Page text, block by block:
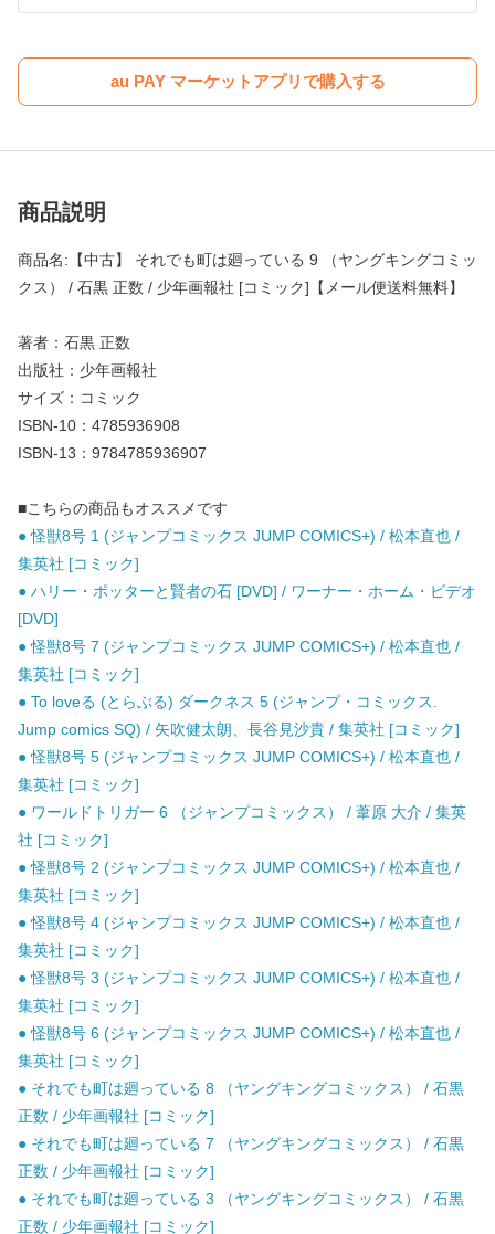
au PAY マーケットアプリで購入する
商品説明
商品名:【中古】 それでも町は廻っている 9 （ヤングキングコミッ
クス） / 石黒 正数 / 少年画報社 [コミック]【メール便送料無料】
著者：石黒 正数
出版社：少年画報社
サイズ：コミック
ISBN-10：4785936908
ISBN-13：9784785936907
■こちらの商品もオススメです
● 怪獣8号 1 (ジャンプコミックス JUMP COMICS+) / 松本直也 /
集英社 [コミック]
● ハリー・ポッターと賢者の石 [DVD] / ワーナー・ホーム・ビデオ
[DVD]
● 怪獣8号 7 (ジャンプコミックス JUMP COMICS+) / 松本直也 /
集英社 [コミック]
● To loveる (とらぶる) ダークネス 5 (ジャンプ・コミックス.
Jump comics SQ) / 矢吹健太朗、長谷見沙貴 / 集英社 [コミック]
● 怪獣8号 5 (ジャンプコミックス JUMP COMICS+) / 松本直也 /
集英社 [コミック]
● ワールドトリガー 6 （ジャンプコミックス） / 葦原 大介 / 集英
社 [コミック]
● 怪獣8号 2 (ジャンプコミックス JUMP COMICS+) / 松本直也 /
集英社 [コミック]
● 怪獣8号 4 (ジャンプコミックス JUMP COMICS+) / 松本直也 /
集英社 [コミック]
● 怪獣8号 3 (ジャンプコミックス JUMP COMICS+) / 松本直也 /
集英社 [コミック]
● 怪獣8号 6 (ジャンプコミックス JUMP COMICS+) / 松本直也 /
集英社 [コミック]
● それでも町は廻っている 8 （ヤングキングコミックス） / 石黒
正数 / 少年画報社 [コミック]
● それでも町は廻っている 7 （ヤングキングコミックス） / 石黒
正数 / 少年画報社 [コミック]
● それでも町は廻っている 3 （ヤングキングコミックス） / 石黒
正数 / 少年画報社 [コミック]